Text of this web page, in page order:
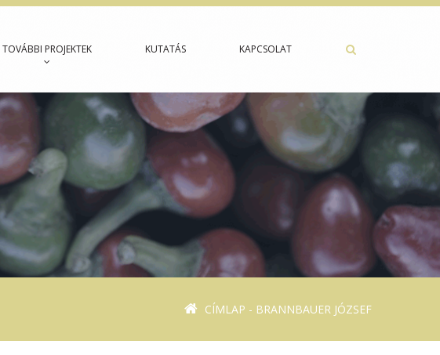
TOVÁBBI PROJEKTEK KUTATÁS KAPCSOLAT
CÍMLAP - BRANNBAUER JÓZSEF